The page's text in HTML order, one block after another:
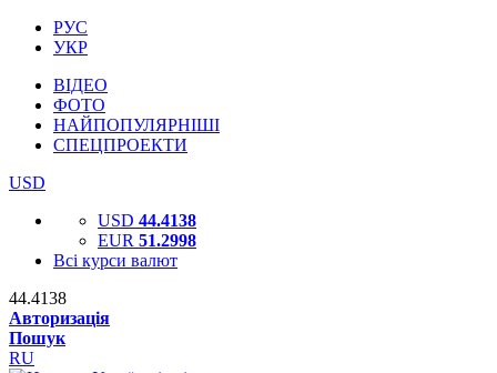
РУС
УКР
ВІДЕО
ФОТО
НАЙПОПУЛЯРНІШІ
СПЕЦПРОЕКТИ
USD
USD 44.4138
EUR 51.2998
Всі курси валют
44.4138
Авторизація
Пошук
RU